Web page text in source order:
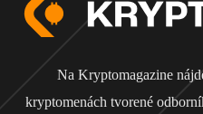
Na Kryptomagazine
kryptomenách tvorené